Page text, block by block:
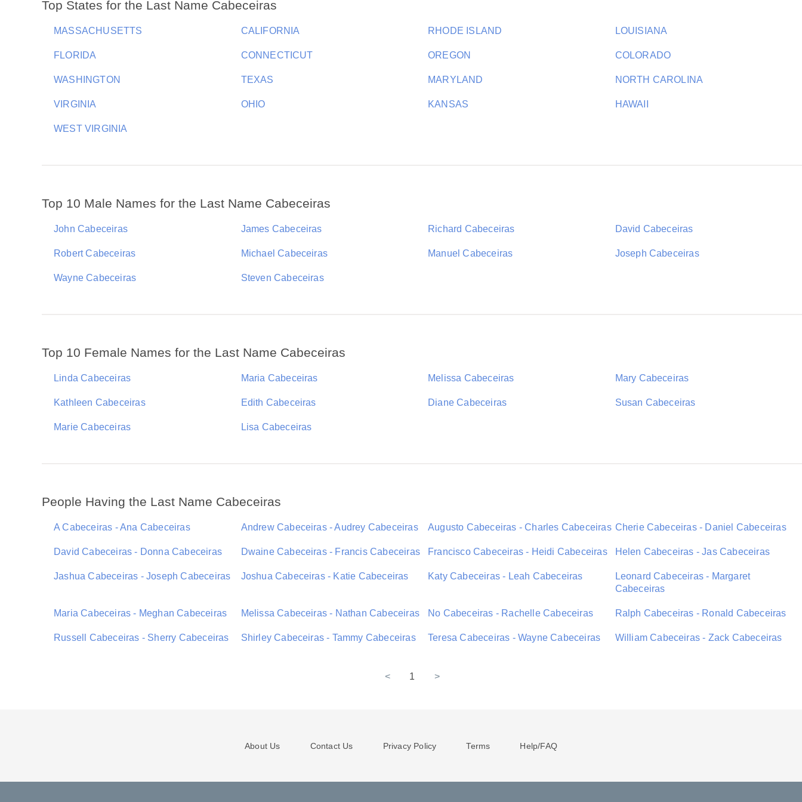
Top States for the Last Name Cabeceiras
MASSACHUSETTS CALIFORNIA RHODE ISLAND LOUISIANA
FLORIDA CONNECTICUT OREGON COLORADO
WASHINGTON TEXAS MARYLAND NORTH CAROLINA
VIRGINIA OHIO KANSAS HAWAII
WEST VIRGINIA
Top 10 Male Names for the Last Name Cabeceiras
John Cabeceiras James Cabeceiras Richard Cabeceiras David Cabeceiras
Robert Cabeceiras Michael Cabeceiras Manuel Cabeceiras Joseph Cabeceiras
Wayne Cabeceiras Steven Cabeceiras
Top 10 Female Names for the Last Name Cabeceiras
Linda Cabeceiras Maria Cabeceiras Melissa Cabeceiras Mary Cabeceiras
Kathleen Cabeceiras Edith Cabeceiras Diane Cabeceiras Susan Cabeceiras
Marie Cabeceiras Lisa Cabeceiras
People Having the Last Name Cabeceiras
A Cabeceiras - Ana Cabeceiras Andrew Cabeceiras - Audrey Cabeceiras Augusto Cabeceiras - Charles Cabeceiras Cherie Cabeceiras - Daniel Cabeceiras
David Cabeceiras - Donna Cabeceiras Dwaine Cabeceiras - Francis Cabeceiras Francisco Cabeceiras - Heidi Cabeceiras Helen Cabeceiras - Jas Cabeceiras
Jashua Cabeceiras - Joseph Cabeceiras Joshua Cabeceiras - Katie Cabeceiras Katy Cabeceiras - Leah Cabeceiras
Leonard Cabeceiras - Margaret
Cabeceiras
Maria Cabeceiras - Meghan Cabeceiras Melissa Cabeceiras - Nathan Cabeceiras No Cabeceiras - Rachelle Cabeceiras Ralph Cabeceiras - Ronald Cabeceiras
Russell Cabeceiras - Sherry Cabeceiras Shirley Cabeceiras - Tammy Cabeceiras Teresa Cabeceiras - Wayne Cabeceiras William Cabeceiras - Zack Cabeceiras
< 1 >
About Us Contact Us Privacy Policy Terms Help/FAQ